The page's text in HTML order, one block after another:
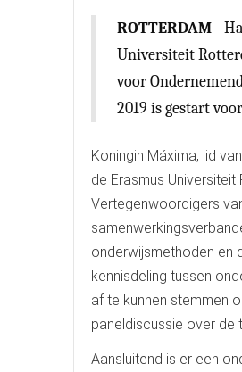
ROTTERDAM -
Universiteit
voor
2019 is gestart
Koningin Máxima, lid
de Erasmus
Vertegenwoordigers
onderwijsmethoden en
kennisdeling tussen
af te kunnen stemmen
paneldiscussie over de
Aansluitend is er een